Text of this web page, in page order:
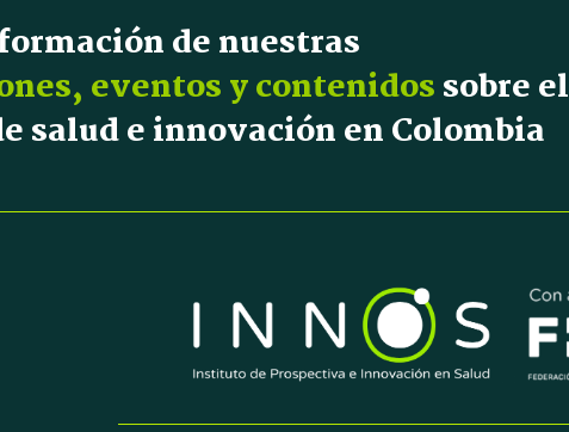
de nuestras
eventos y contenidossobre el
salud e innovación en Colombia